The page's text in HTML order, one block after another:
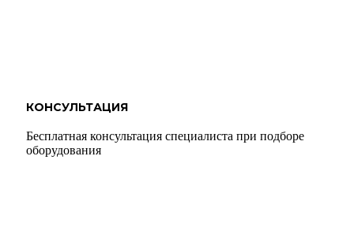
КОНСУЛЬТАЦИЯ
Бесплатная консультация специалиста при подборе
оборудования